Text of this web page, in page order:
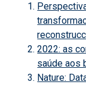
2022: as
saúde aos
Nature: